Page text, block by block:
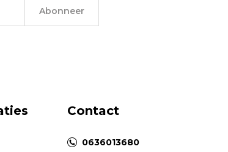
Abonneer
Contact
0636013680